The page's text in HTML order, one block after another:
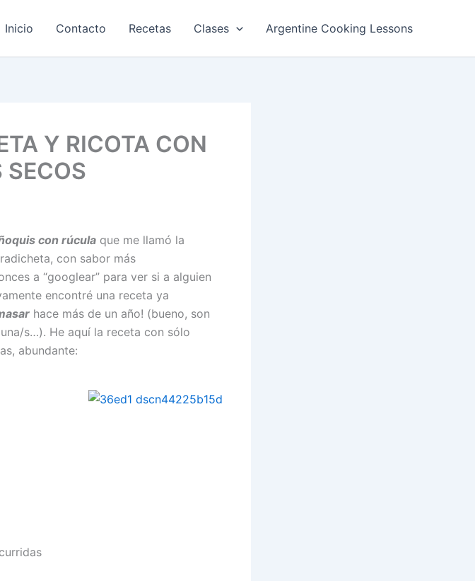
Inicio Contacto Recetas Clases Argentine Cooking Lessons
Y RICOTA CON
SECOS
con rúcula que me llamó la
con sabor más
a “googlear” para ver si a alguien
encontré una receta ya
hace más de un año! (bueno, son
s…). He aquí la receta con sólo
abundante: